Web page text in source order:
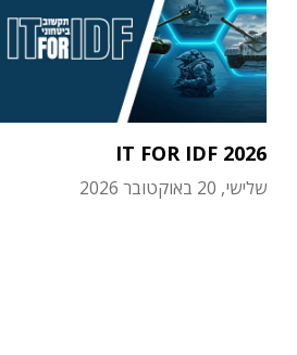
IT FOR IDF 2026
שלישי, 20 באוקטובר 2026